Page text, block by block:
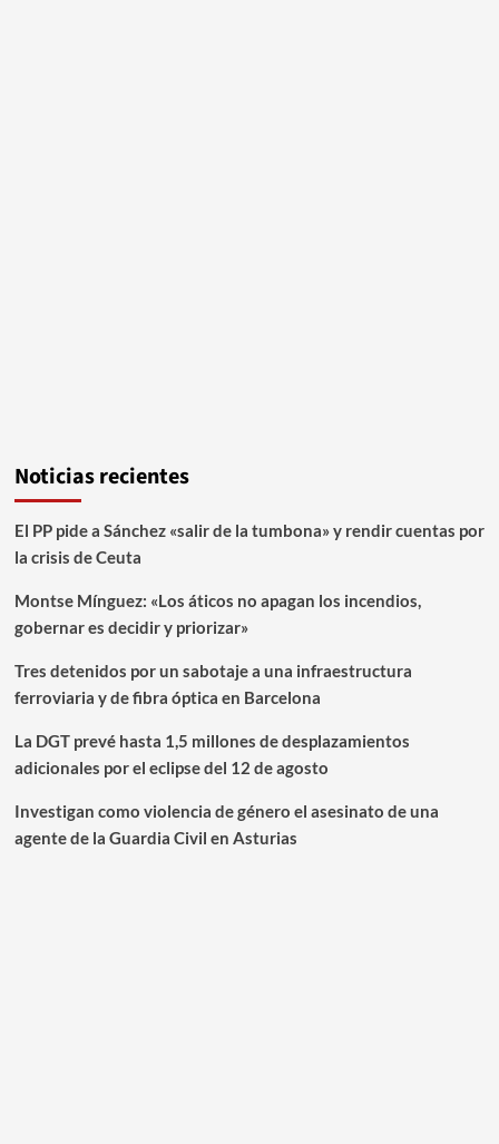
Noticias recientes
El PP pide a Sánchez «salir de la tumbona» y rendir cuentas por
la crisis de Ceuta
Montse Mínguez: «Los áticos no apagan los incendios,
gobernar es decidir y priorizar»
Tres detenidos por un sabotaje a una infraestructura
ferroviaria y de fibra óptica en Barcelona
La DGT prevé hasta 1,5 millones de desplazamientos
adicionales por el eclipse del 12 de agosto
Investigan como violencia de género el asesinato de una
agente de la Guardia Civil en Asturias